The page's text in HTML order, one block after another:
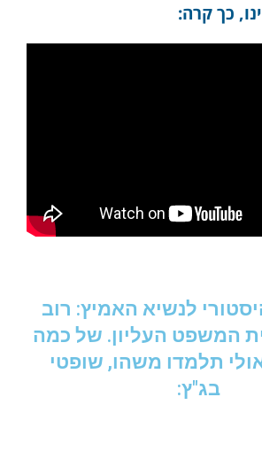
כך קרה:
לנשיא האמיץ: רוב
המשפט העליון. של כמה
תלמדו משהו, שופטי
בג"ץ: